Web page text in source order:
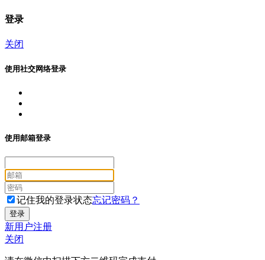
登录
关闭
使用社交网络登录
使用邮箱登录
记住我的登录状态忘记密码？
新用户注册
关闭